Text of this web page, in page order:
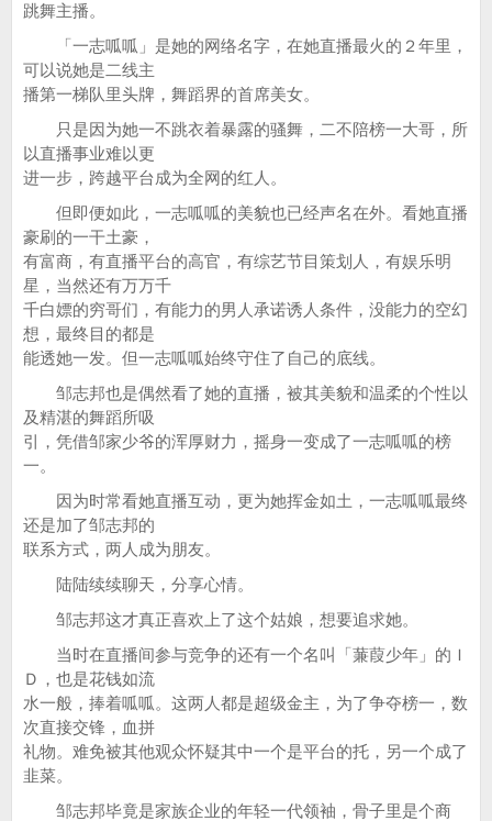
跳舞主播。
「一志呱呱」是她的网络名字，在她直播最火的２年里，
可以说她是二线主
播第一梯队里头牌，舞蹈界的首席美女。
只是因为她一不跳衣着暴露的骚舞，二不陪榜一大哥，所
以直播事业难以更
进一步，跨越平台成为全网的红人。
但即便如此，一志呱呱的美貌也已经声名在外。看她直播
豪刷的一干土豪，
有富商，有直播平台的高官，有综艺节目策划人，有娱乐明
星，当然还有万万千
千白嫖的穷哥们，有能力的男人承诺诱人条件，没能力的空幻
想，最终目的都是
能透她一发。但一志呱呱始终守住了自己的底线。
邹志邦也是偶然看了她的直播，被其美貌和温柔的个性以
及精湛的舞蹈所吸
引，凭借邹家少爷的浑厚财力，摇身一变成了一志呱呱的榜
一。
因为时常看她直播互动，更为她挥金如土，一志呱呱最终
还是加了邹志邦的
联系方式，两人成为朋友。
陆陆续续聊天，分享心情。
邹志邦这才真正喜欢上了这个姑娘，想要追求她。
当时在直播间参与竞争的还有一个名叫「蒹葭少年」的Ｉ
Ｄ，也是花钱如流
水一般，捧着呱呱。这两人都是超级金主，为了争夺榜一，数
次直接交锋，血拼
礼物。难免被其他观众怀疑其中一个是平台的托，另一个成了
韭菜。
邹志邦毕竟是家族企业的年轻一代领袖，骨子里是个商